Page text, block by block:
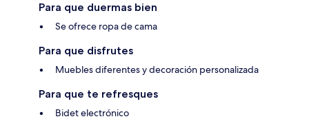
Para que duermas bien
Se ofrece ropa de cama
Para que disfrutes
Muebles diferentes y decoración personalizada
Para que te refresques
Bidet electrónico